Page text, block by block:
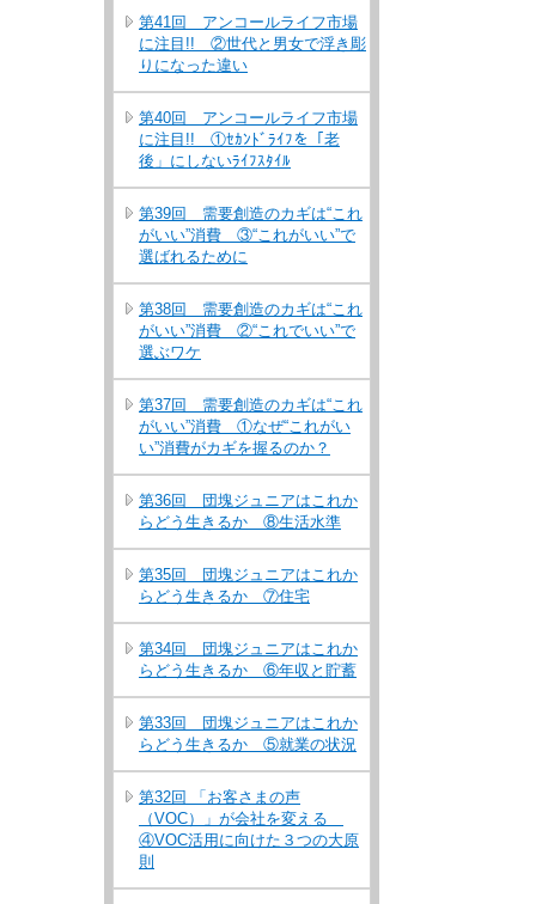
第41回 アンコールライフ市場
に注目!! ②世代と男女で浮き彫
りになった違い
第40回 アンコールライフ市場
に注目!! ①ｾｶﾝﾄﾞﾗｲﾌを「老
後」にしないﾗｲﾌｽﾀｲﾙ
第39回 需要創造のカギは“これ
がいい”消費 ③“これがいい”で
選ばれるために
第38回 需要創造のカギは“これ
がいい”消費 ②“これでいい”で
選ぶワケ
第37回 需要創造のカギは“これ
がいい”消費 ①なぜ“これがい
い”消費がカギを握るのか？
第36回 団塊ジュニアはこれか
らどう生きるか ⑧生活水準
第35回 団塊ジュニアはこれか
らどう生きるか ⑦住宅
第34回 団塊ジュニアはこれか
らどう生きるか ⑥年収と貯蓄
第33回 団塊ジュニアはこれか
らどう生きるか ⑤就業の状況
第32回 「お客さまの声
（VOC）」が会社を変える
④VOC活用に向けた３つの大原
則